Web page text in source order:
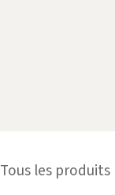
Tous les produits